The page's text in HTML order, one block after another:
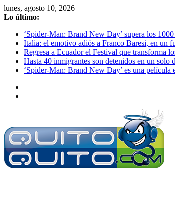
Saltar
al
lunes, agosto 10, 2026
Lo último:
‘Spider-Man: Brand New Day’ supera los
Italia: el emotivo adiós a Franco Baresi, en un
Regresa a Ecuador el Festival que transforma
Hasta 40 inmigrantes son detenidos en un solo
‘Spider-Man: Brand New Day’ es una película